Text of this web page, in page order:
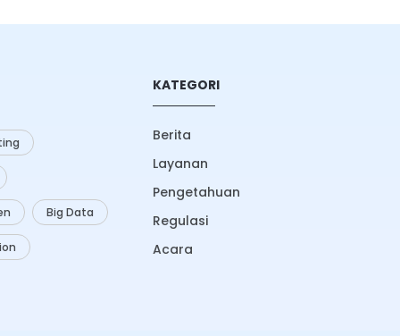
Big Data
KATEGORI
Berita
Layanan
Pengetahuan
Regulasi
Acara